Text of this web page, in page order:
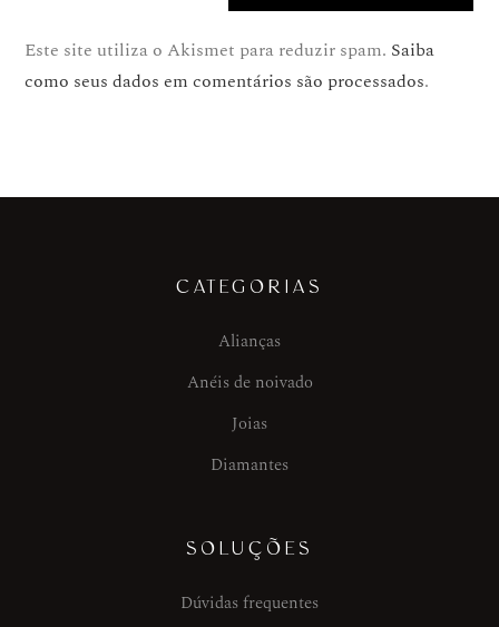
Este site utiliza o Akismet para reduzir spam. Saiba
como seus dados em comentários são processados.
CATEGORIAS
Alianças
Anéis de noivado
Joias
Diamantes
SOLUÇÕES
Dúvidas frequentes